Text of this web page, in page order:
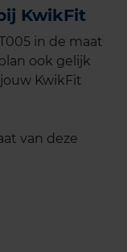
KwikFit
in de maat
ook gelijk
KwikFit
van deze